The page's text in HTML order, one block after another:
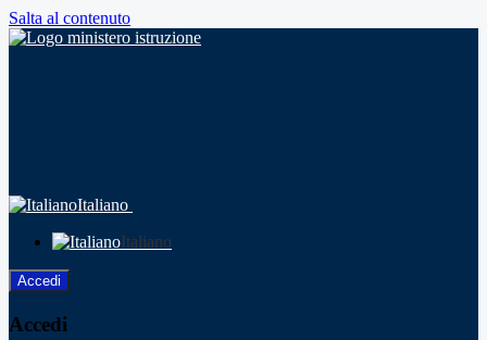
Salta al contenuto
Italiano
Italiano
Accedi
Accedi